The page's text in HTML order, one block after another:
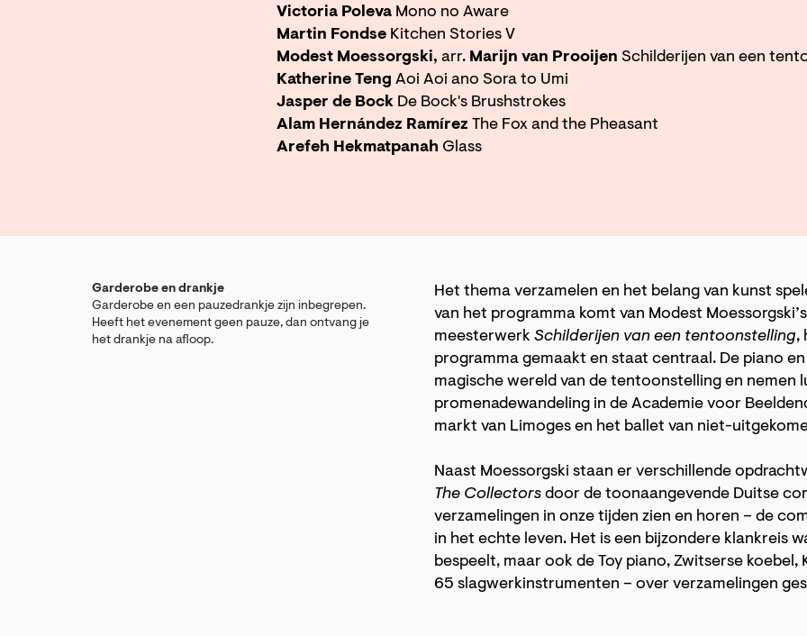
Victoria Poleva Mono no Aware
Martin Fondse Kitchen Stories V
Modest Moessorgski, arr. Marijn van Prooijen Schilderijen van een
Katherine Teng Aoi Aoi ano Sora to Umi
Jasper de Bock De Bock's Brushstrokes
Alam Hernández Ramírez The Fox and the Pheasant
Arefeh Hekmatpanah Glass
Het thema verzamelen en het belang van kunst
van het programma komt van Modest
meesterwerk Schilderijen van een tentoonstelling,
programma gemaakt en staat centraal. De piano
magische wereld van de tentoonstelling en nemen
promenadewandeling in de Academie voor
markt van Limoges en het ballet van niet-
Naast Moessorgski staan er verschillende
The Collectorsdoor de toonaangevende Duitse
verzamelingen in onze tijden zien en horen – de
in het echte leven. Het is een bijzondere klankreis
bespeelt, maar ook de Toy piano, Zwitserse
65 slagwerkinstrumenten – over verzamelingen
Garderobe en drankje
Garderobe en een pauzedrankje zijn inbegrepen.
Heeft het evenement geen pauze, dan ontvang je
het drankje na afloop.